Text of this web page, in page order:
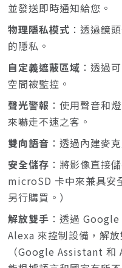
並發送即時通知給您。
物理隱私模式 ：透過鏡
的隱私。
自定義遮蔽區域 ：透過
空間被監控。
聲光警報 ：使用聲音和
來嚇走不速之客。
雙向語音 ：透過內建麥
安全儲存 ：將影像直接
microSD 卡中來兼具安
另行購買。）
解放雙手 ：透過
Alexa 來控制設備，解
（Google Assistant 和